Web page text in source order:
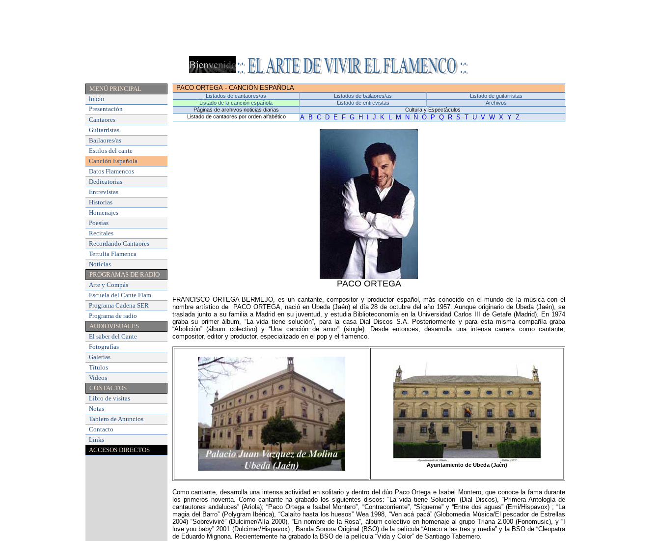
MENÚ PRINCIPAL
Inicio
Presentación
Cantaores
Guitarristas
Bailaores/as
Estilos del cante
Canción Española
Datos Flamencos
Dedicatorias
Entrevistas
Historias
Homenajes
Poesías
Recitales
Recordando Cantaores
Tertulia Flamenca
Noticias
PROGRAMAS DE RADIO
Arte y Compás
Escuela del Cante Flam.
Programa Cadena SER
Programa de radio
AUDIOVISUALES
El saber del Cante
Fotografías
Galerías
Títulos
Videos
CONTACTOS
Libro de visitas
Notas
Tablero de Anuncios
Contacto
Links
ACCESOS DIRECTOS
PACO ORTEGA -CANCIÓN ESPAÑOLA
Listados de cantaores/as Listados de bailaores/as
Listado de guitarristas
Listado de la canción española
Listado de entrevistas
Archivos
Páginas de archivos noticias diarias
Cultura y Espectáculos
Listado de cantaores por orden alfabético
A B C D E F G H J K L M N Ñ O P Q R S T U V W X Y Z
PACO ORTEGA
FRANCISCO ORTEGA BERMEJO, es un cantante, compositor y productor español, más conocido en el mundo de la música con el
nombre artístico de PACO ORTEGA, nació en Úbeda (Jaén) el día 28 de octubre del año 1957. Aunque originario de Úbeda (Jaén), se
traslada junto a su familia a Madrid en su juventud, y estudia Biblioteconomía en la Universidad Carlos III de Getafe (Madrid). En 1974
graba su primer álbum, “La vida tiene solución”, para la casa Dial Discos S.A. Posteriormente y para esta misma compañía graba
“Abolición” (álbum colectivo) y “Una canción de amor” (single). Desde entonces, desarrolla una intensa carrera como cantante,
compositor, editor y productor, especializado en el pop y el flamenco.
Ayuntamiento de Ubeda (Jaén)
Como cantante, desarrolla una intensa actividad en solitario y dentro del dúo Paco Ortega e Isabel Montero, que conoce la fama durante
los primeros noventa. Como cantante ha grabado los siguientes discos: “La vida tiene Solución” (Dial Discos), “Primera Antología de
cantautores andaluces” (Ariola); “Paco Ortega e Isabel Montero”, “Contracorriente”, “Sígueme” y “Entre dos aguas” (Emi/Hispavox) ; “La
magia del Barro” (Polygram Ibérica), “Calaíto hasta los huesos” Wea 1998, “Ven acá pacá” (Globomedia Música/El pescador de Estrellas
2004) “Sobreviviré” (Dulcimer/Alía 2000), “En nombre de la Rosa”, álbum colectivo en homenaje al grupo Triana 2.000 (Fonomusic), y “I
love you baby” 2001 (Dulcimer/Hispavox) , Banda Sonora Original (BSO) de la película “Atraco a las tres y media” y la BSO de “Cleopatra
de Eduardo Mignona. Recientemente ha grabado la BSO de la película “Vida y Color” de Santiago Tabernero.